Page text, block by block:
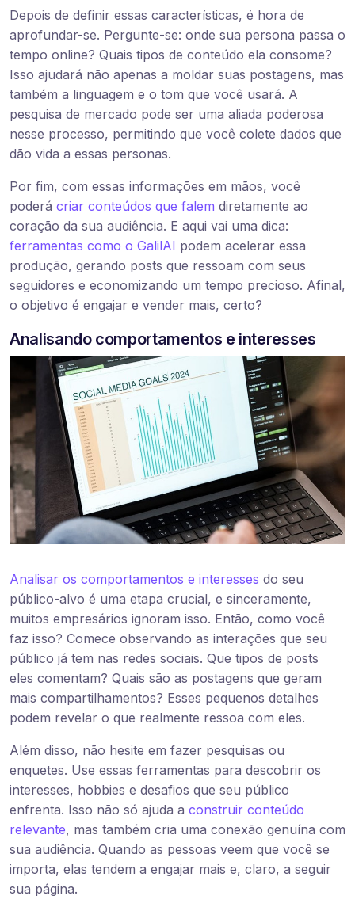
Depois de definir essas características, é hora de
aprofundar-se. Pergunte-se: onde sua persona passa o
tempo online? Quais tipos de conteúdo ela consome?
Isso ajudará não apenas a moldar suas postagens, mas
também a linguagem e o tom que você usará. A
pesquisa de mercado pode ser uma aliada poderosa
nesse processo, permitindo que você colete dados que
dão vida a essas personas.
Por fim, com essas informações em mãos, você
poderá criar conteúdos que falem diretamente ao
coração da sua audiência. E aqui vai uma dica:
ferramentas como o GalilAI podem acelerar essa
produção, gerando posts que ressoam com seus
seguidores e economizando um tempo precioso. Afinal,
o objetivo é engajar e vender mais, certo?
Analisando comportamentos e interesses
Analisar os comportamentos e interesses do seu
público-alvo é uma etapa crucial, e sinceramente,
muitos empresários ignoram isso. Então, como você
faz isso? Comece observando as interações que seu
público já tem nas redes sociais. Que tipos de posts
eles comentam? Quais são as postagens que geram
mais compartilhamentos? Esses pequenos detalhes
podem revelar o que realmente ressoa com eles.
Além disso, não hesite em fazer pesquisas ou
enquetes. Use essas ferramentas para descobrir os
interesses, hobbies e desafios que seu público
enfrenta. Isso não só ajuda a construir conteúdo
relevante, mas também cria uma conexão genuína com
sua audiência. Quando as pessoas veem que você se
importa, elas tendem a engajar mais e, claro, a seguir
sua página.